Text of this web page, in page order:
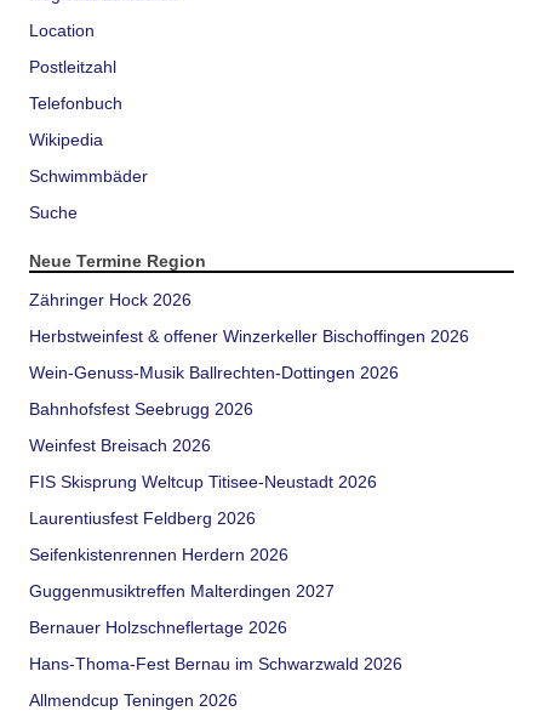
Location
Postleitzahl
Telefonbuch
Wikipedia
Schwimmbäder
Suche
Neue Termine Region
Zähringer Hock 2026
Herbstweinfest & offener Winzerkeller Bischoffingen 2026
Wein-Genuss-Musik Ballrechten-Dottingen 2026
Bahnhofsfest Seebrugg 2026
Weinfest Breisach 2026
FIS Skisprung Weltcup Titisee-Neustadt 2026
Laurentiusfest Feldberg 2026
Seifenkistenrennen Herdern 2026
Guggenmusiktreffen Malterdingen 2027
Bernauer Holzschneflertage 2026
Hans-Thoma-Fest Bernau im Schwarzwald 2026
Allmendcup Teningen 2026